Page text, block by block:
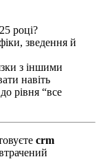
році?
зведення й
з іншими
навіть
рівня “все
crm